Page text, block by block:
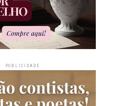
PUBLICIDADE